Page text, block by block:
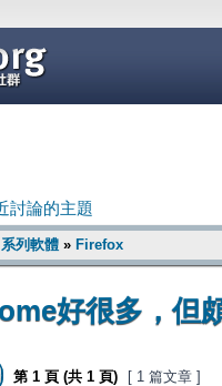
討論的主題
列軟體 » Firefox
好很多，但
第 1 頁 (共 1 頁) [ 1 篇文章 ]